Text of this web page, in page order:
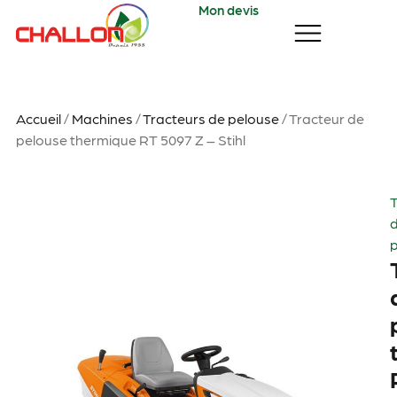
Mon devis
Accueil/ Machines /Tracteurs de pelouse/ Tracteur de
pelouse thermique RT 5097 Z – Stihl